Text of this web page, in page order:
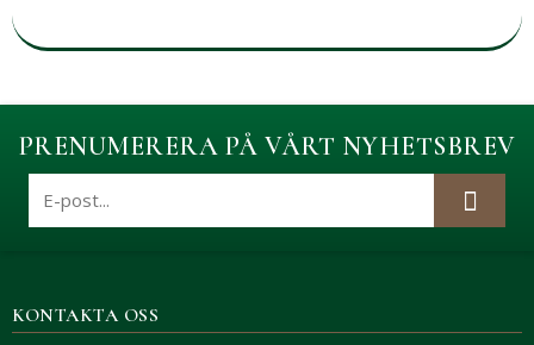
PRENUMERERA PÅ VÅRT NYHETSBREV
KONTAKTA OSS